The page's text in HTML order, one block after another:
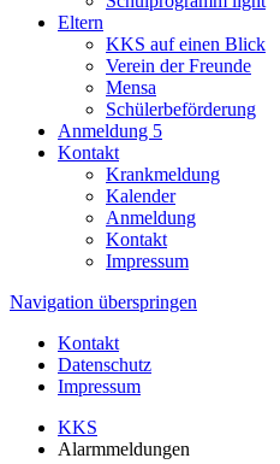
Eltern
KKS auf einen Blick
Verein der Freunde
Mensa
Schülerbeförderung
Anmeldung 5
Kontakt
Krankmeldung
Kalender
Anmeldung
Kontakt
Impressum
Navigation überspringen
Kontakt
Datenschutz
Impressum
KKS
Alarmmeldungen